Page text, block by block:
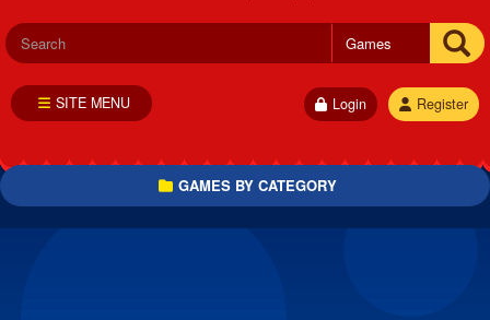
Register
Login
SITE MENU
GAMES BY CATEGORY